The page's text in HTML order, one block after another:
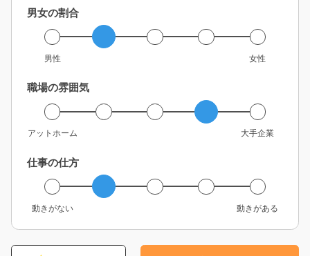
男女の割合
男性 女性
職場の雰囲気
アットホーム 大手企業
仕事の仕方
動きがない 動きがある